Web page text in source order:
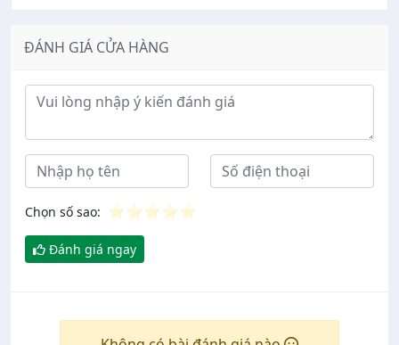
ĐÁNH GIÁ CỬA HÀNG
Ý kiến đánh giá
Chọn số sao: ⭐⭐⭐⭐⭐
Đánh giá ngay